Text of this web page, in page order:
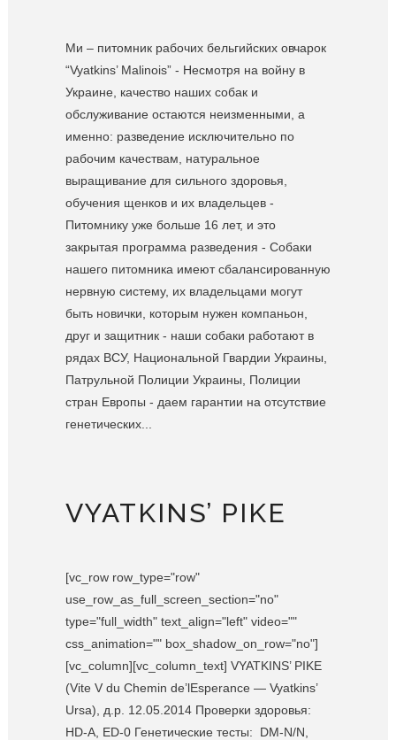
Ми – питомник рабочих бельгийских овчарок
“Vyatkins’ Malinois” - Несмотря на войну в
Украине, качество наших собак и
обслуживание остаются неизменными, а
именно: разведение исключительно по
рабочим качествам, натуральное
выращивание для сильного здоровья,
обучения щенков и их владельцев -
Питомнику уже больше 16 лет, и это
закрытая программа разведения - Собаки
нашего питомника имеют сбалансированную
нервную систему, их владельцами могут
быть новички, которым нужен компаньон,
друг и защитник - наши собаки работают в
рядах ВСУ, Национальной Гвардии Украины,
Патрульной Полиции Украины, Полиции
стран Европы - даем гарантии на отсутствие
генетических...
VYATKINS’ PIKE
[vc_row row_type="row"
use_row_as_full_screen_section="no"
type="full_width" text_align="left" video=""
css_animation="" box_shadow_on_row="no"]
[vc_column][vc_column_text] VYATKINS’ PIKE
(Vite V du Chemin de’lEsperance — Vyatkins’
Ursa), д.р. 12.05.2014 Проверки здоровья:
HD-A, ED-0 Генетические тесты: DM-N/N,